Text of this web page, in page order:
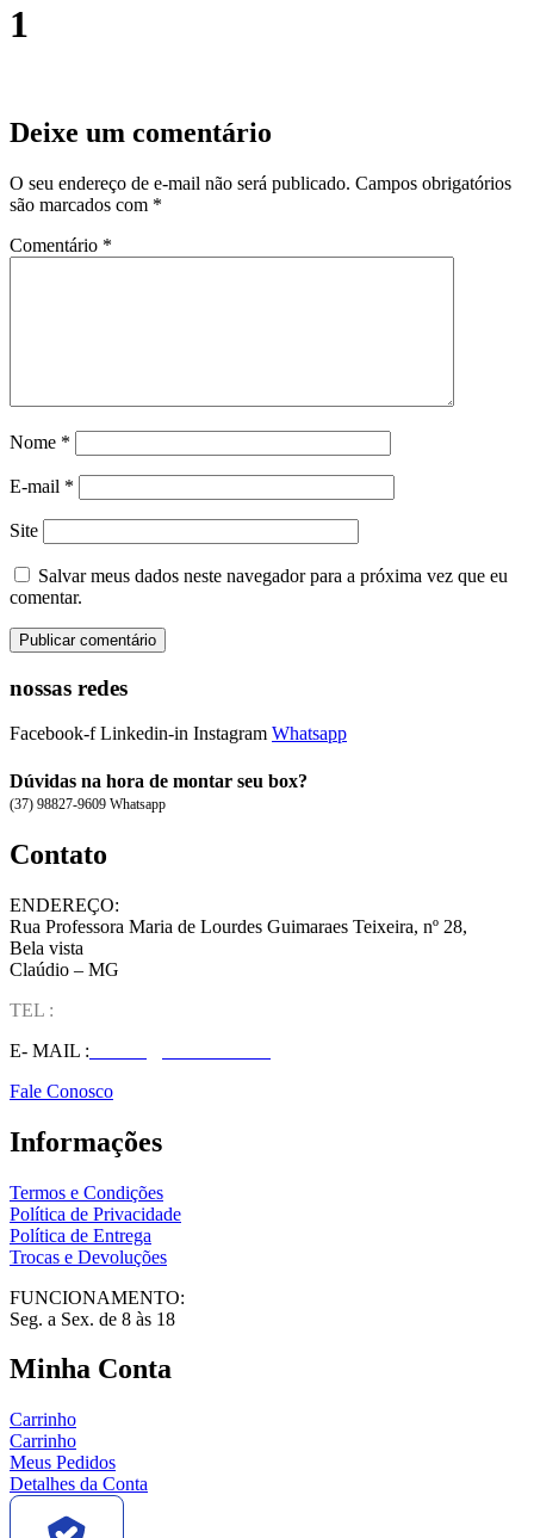
1
Deixe um comentário
O seu endereço de e-mail não será publicado. Campos obrigatórios
são marcados com *
Comentário *
Nome *
E-mail *
Site
Salvar meus dados neste navegador para a próxima vez que eu
comentar.
nossas redes
Facebook-f Linkedin-in Instagram Whatsapp
Dúvidas na hora de montar seu box?
(37) 98827-9609 Whatsapp
Contato
ENDEREÇO:
Rua Professora Maria de Lourdes Guimaraes Teixeira, nº 28,
Bela vista
Claúdio – MG
TEL :
E- MAIL :
Fale Conosco
Informações
Termos e Condições
Política de Privacidade
Política de Entrega
Trocas e Devoluções
FUNCIONAMENTO:
Seg. a Sex. de 8 às 18
Minha Conta
Carrinho
Carrinho
Meus Pedidos
Detalhes da Conta